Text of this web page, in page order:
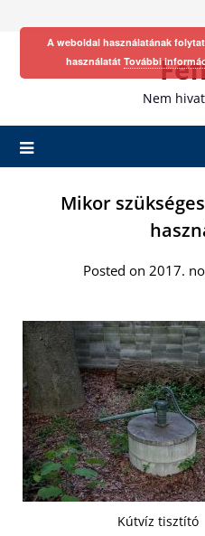
Nem
Mikor
Posted on 2017.
Kútvíz tisztító
A weboldal használatának
használatát További